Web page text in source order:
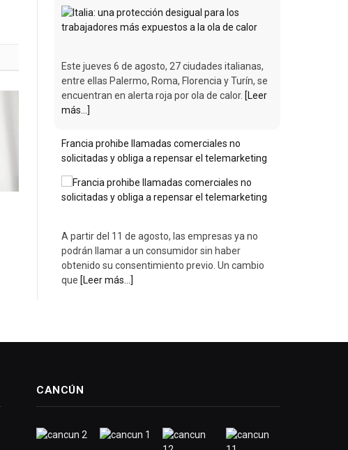
Este jueves 6 de agosto, 27 ciudades italianas,
entre ellas Palermo, Roma, Florencia y Turín, se
encuentran en alerta roja por ola de calor. [Leer
más...]
Francia prohibe llamadas comerciales no
solicitadas y obliga a repensar el telemarketing
A partir del 11 de agosto, las empresas ya no
podrán llamar a un consumidor sin haber
obtenido su consentimiento previo. Un cambio
que [Leer más...]
CANCÚN